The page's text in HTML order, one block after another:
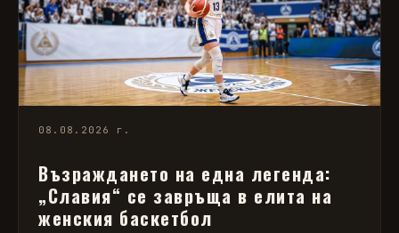
08.08.2026 г.
Възраждането на една легенда:
„Славия“ се завръща в елита на
женския баскетбол